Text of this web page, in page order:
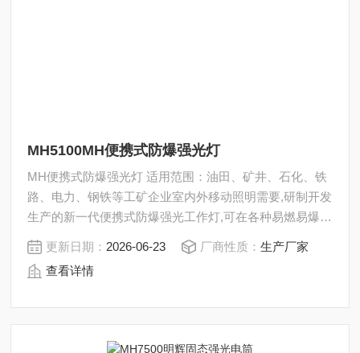
MH5100MH便携式防爆强光灯
MH便携式防爆强光灯 适用范围：油田、矿井、石化、铁
路、电力、钢铁等工矿企业室内外移动照明需要,研制开发
生产的新一代便携式防爆强光工作灯,可在各种易燃易爆场
所安全工作。
更新日期： 2026-06-23 厂商性质：生产厂家
查看详情